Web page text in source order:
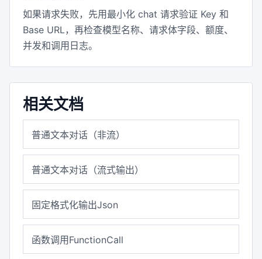
如果请求失败，先用最小化 chat 请求验证 Key 和
Base URL，再检查模型名称、请求体字段、额度、
并发和调用日志。
相关文档
普通文本对话（非流）
普通文本对话（流式输出）
固定格式化输出Json
函数调用FunctionCall